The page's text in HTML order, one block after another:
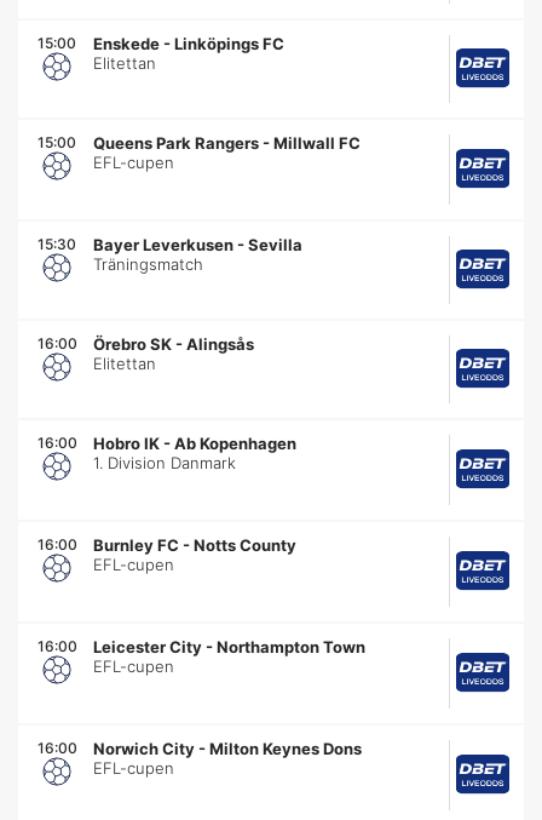
15:00 Enskede -Linköpings FC
Elitettan
15:00 Queens Park Rangers -Millwall FC
EFL-cupen
15:30 Bayer Leverkusen -Sevilla
Träningsmatch
16:00 Örebro SK -Alingsås
Elitettan
16:00 Hobro IK -Ab Kopenhagen
1. Division Danmark
16:00 Burnley FC -Notts County
EFL-cupen
16:00 Leicester City -Northampton Town
EFL-cupen
16:00 Norwich City -Milton Keynes Dons
EFL-cupen